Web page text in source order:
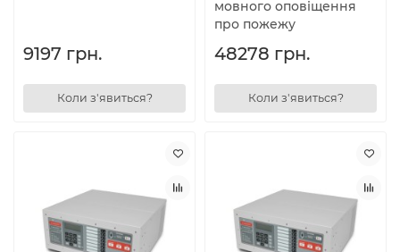
9197 грн.
Коли з'явиться?
мовного оповіщення
про пожежу
48278 грн.
Коли з'явиться?